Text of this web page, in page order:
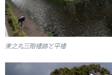
東之丸三階櫓跡と平櫓